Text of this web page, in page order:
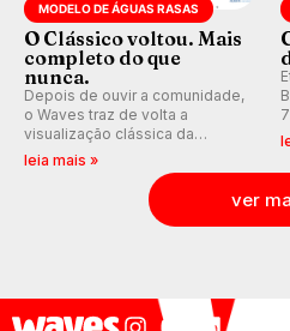
MODELO DE ÁGUAS RASAS
O Clássico voltou. Mais
completo do que
nunca.
Depois de ouvir a comunidade,
o Waves traz de volta a
visualização clássica da
previsão de águas rasas,
agora integrada à nova
plataforma e com previsão das
ondas para até 16 dias.
leia mais »
ver